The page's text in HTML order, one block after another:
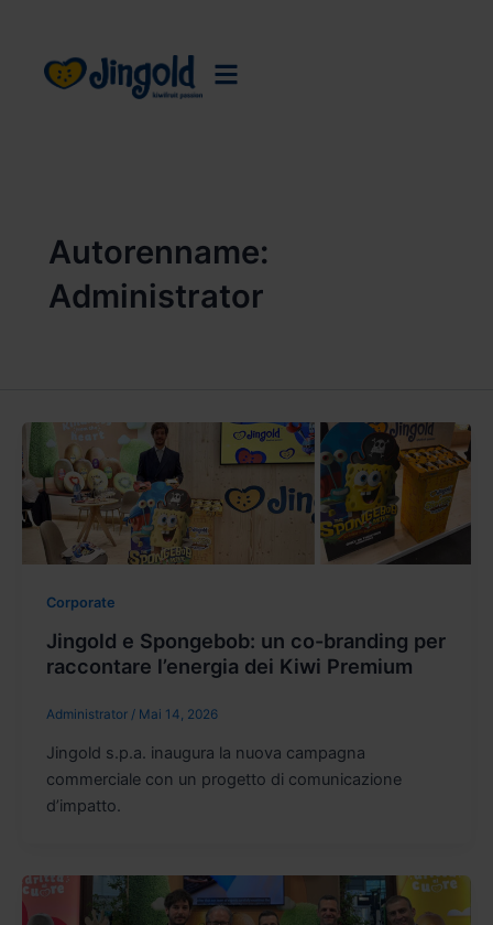
springen
Autorenname:
Administrator
Corporate
Jingold e Spongebob: un co-branding per
raccontare l’energia dei Kiwi Premium
Administrator / Mai 14, 2026
Jingold s.p.a. inaugura la nuova campagna
commerciale con un progetto di comunicazione
d’impatto.